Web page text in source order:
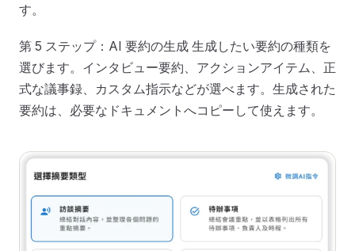
す。
第 5 ステップ：AI 要約の生成 生成したい要約の種類を
選びます。インタビュー要約、アクションアイテム、正
式な議事録、カスタム指示などが選べます。生成された
要約は、必要なドキュメントへコピーして使えます。